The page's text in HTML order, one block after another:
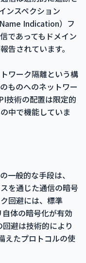
ンスペクション
Indication）フ
であってもドメイン
告されています。
ワーク隔離という構
ものへのネットワー
技術の配置は限定的
中で機能していま
一般的な手段は、
を通じた通信の暗号
回避には、標準
体の暗号化が有効
避は技術的により
えたプロトコルの使